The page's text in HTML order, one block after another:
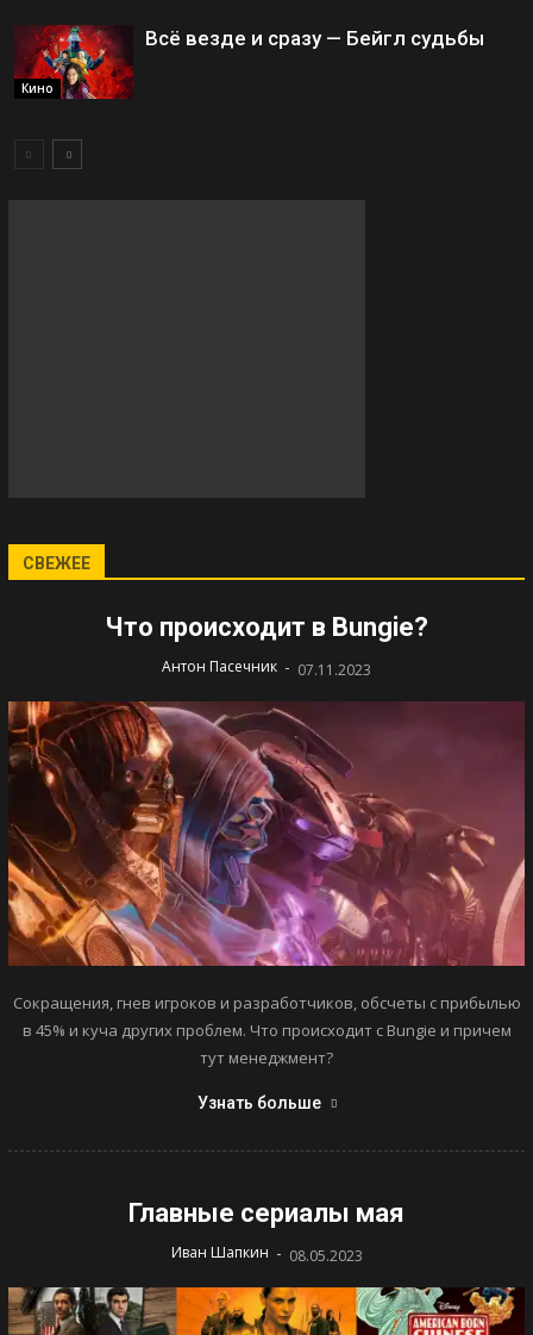
Кино
Всё везде и сразу — Бейгл судьбы
СВЕЖЕЕ
Что происходит в Bungie?
Антон Пасечник - 07.11.2023
Сокращения, гнев игроков и разработчиков, обсчеты с прибылью
в 45% и куча других проблем. Что происходит с Bungie и причем
тут менеджмент?
Узнать больше
Главные сериалы мая
Иван Шапкин - 08.05.2023